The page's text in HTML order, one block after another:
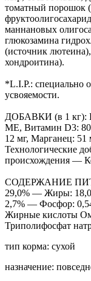
томатный порошок
мaннановых
глюкозамина
(источник
хондроитина).
*L.I.P.: специально
усвояемости.
ДОБАВКИ (в 1 кг):
ME, Витамин D3:
12 мг, Марганец:
Технологические
происхождения —
СОДЕРЖАНИЕ
29,0% — Жиры:
2,7% — Фосфор:
Жирные кислоты
Триполифосфат
тип корма: сухой
назначение: